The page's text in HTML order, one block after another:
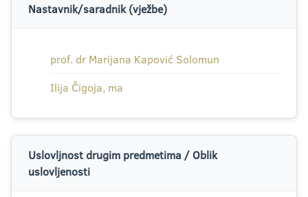
Nastavnik/saradnik (vježbe)
prof. dr Marijana Kapović Solomun
Ilija Čigoja, ma
Uslovljnost drugim predmetima / Oblik
uslovljenosti